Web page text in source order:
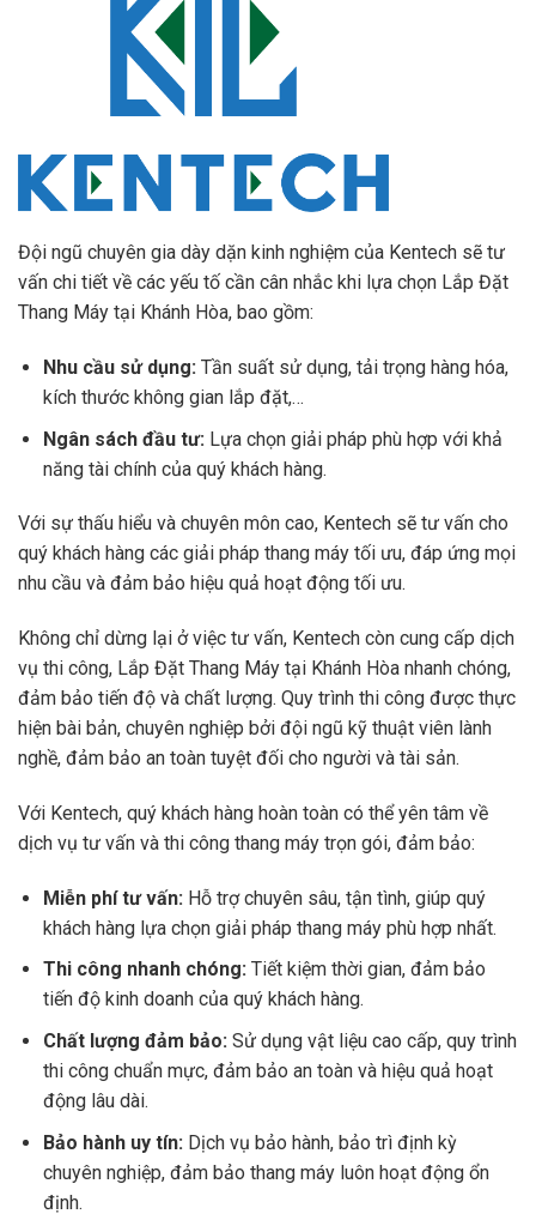
Đội ngũ chuyên gia dày dặn kinh nghiệm của Kentech sẽ tư
vấn chi tiết về các yếu tố cần cân nhắc khi lựa chọn Lắp Đặt
Thang Máy tại Khánh Hòa, bao gồm:
Nhu cầu sử dụng:Tần suất sử dụng, tải trọng hàng hóa,
kích thước không gian lắp đặt,…
Ngân sách đầu tư: Lựa chọn giải pháp phù hợp với khả
năng tài chính của quý khách hàng.
Với sự thấu hiểu và chuyên môn cao, Kentech sẽ tư vấn cho
quý khách hàng các giải pháp thang máy tối ưu, đáp ứng mọi
nhu cầu và đảm bảo hiệu quả hoạt động tối ưu.
Không chỉ dừng lại ở việc tư vấn, Kentech còn cung cấp dịch
vụ thi công, Lắp Đặt Thang Máy tại Khánh Hòa nhanh chóng,
đảm bảo tiến độ và chất lượng. Quy trình thi công được thực
hiện bài bản, chuyên nghiệp bởi đội ngũ kỹ thuật viên lành
nghề, đảm bảo an toàn tuyệt đối cho người và tài sản.
Với Kentech, quý khách hàng hoàn toàn có thể yên tâm về
dịch vụ tư vấn và thi công thang máy trọn gói, đảm bảo:
Miễn phí tư vấn: Hỗ trợ chuyên sâu, tận tình, giúp quý
khách hàng lựa chọn giải pháp thang máy phù hợp nhất.
Thi công nhanh chóng:Tiết kiệm thời gian, đảm bảo
tiến độ kinh doanh của quý khách hàng.
Chất lượng đảm bảo:Sử dụng vật liệu cao cấp, quy trình
thi công chuẩn mực, đảm bảo an toàn và hiệu quả hoạt
động lâu dài.
Bảo hành uy tín: Dịch vụ bảo hành, bảo trì định kỳ
chuyên nghiệp, đảm bảo thang máy luôn hoạt động ổn
định.